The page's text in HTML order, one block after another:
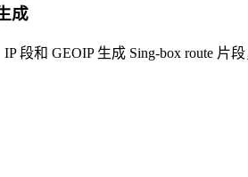
成
段和 GEOIP 生成 Sing-box route 片